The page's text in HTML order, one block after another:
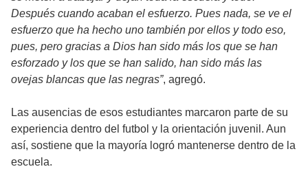
Después cuando acaban el esfuerzo. Pues nada, se ve el
esfuerzo que ha hecho uno también por ellos y todo eso,
pues, pero gracias a Dios han sido más los que se han
esforzado y los que se han salido, han sido más las
ovejas blancas que las negras”, agregó.
Las ausencias de esos estudiantes marcaron parte de su
experiencia dentro del futbol y la orientación juvenil. Aun
así, sostiene que la mayoría logró mantenerse dentro de la
escuela.